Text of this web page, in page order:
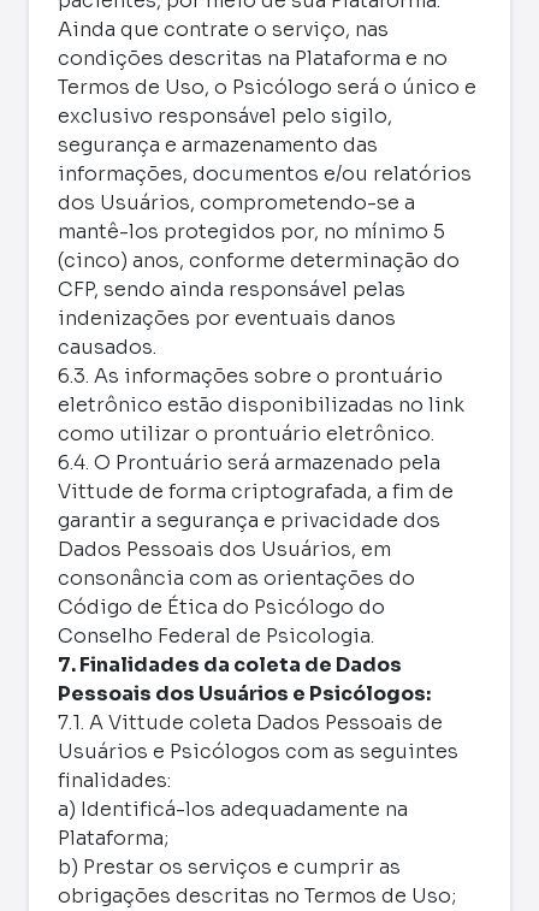
Ainda que contrate o serviço, nas
condições descritas na Plataforma e no
Termos de Uso, o Psicólogo será o único e
exclusivo responsável pelo sigilo,
segurança e armazenamento das
informações, documentos e/ou relatórios
dos Usuários, comprometendo-se a
mantê-los protegidos por, no mínimo 5
(cinco) anos, conforme determinação do
CFP, sendo ainda responsável pelas
indenizações por eventuais danos
causados.
6.3. As informações sobre o prontuário
eletrônico estão disponibilizadas no link
como utilizar o prontuário eletrônico.
6.4. O Prontuário será armazenado pela
Vittude de forma criptografada, a fim de
garantir a segurança e privacidade dos
Dados Pessoais dos Usuários, em
consonância com as orientações do
Código de Ética do Psicólogo do
Conselho Federal de Psicologia.
7. Finalidades da coleta de Dados
Pessoais dos Usuários e Psicólogos:
7.1. A Vittude coleta Dados Pessoais de
Usuários e Psicólogos com as seguintes
finalidades:
a) Identificá-los adequadamente na
Plataforma;
b) Prestar os serviços e cumprir as
obrigações descritas no Termos de Uso;